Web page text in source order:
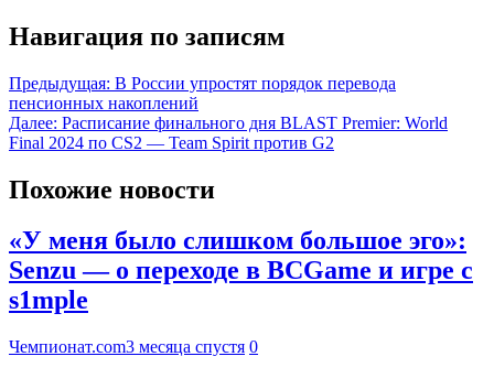
Навигация по записям
Предыдущая: В России упростят порядок перевода
пенсионных накоплений
Далее: Расписание финального дня BLAST Premier: World
Final 2024 по CS2 — Team Spirit против G2
Похожие новости
«У меня было слишком большое эго»:
Senzu — о переходе в BCGame и игре с
s1mple
Чемпионат.com3 месяца спустя 0